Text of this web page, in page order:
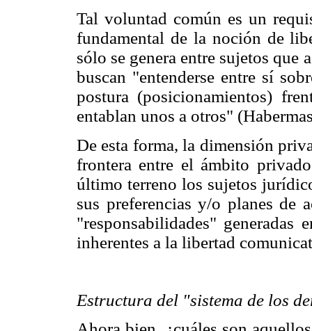
Tal voluntad común es un
fundamental de la noción de
sólo se genera entre sujetos que
buscan "entenderse entre sí
postura (posicionamientos)
entablan unos a otros"
De esta forma, la dimensión
frontera entre el ámbito
último terreno los sujetos
sus preferencias y/o planes de
"responsabilidades"
inherentes a la libertad
Estructura del "sistema de los